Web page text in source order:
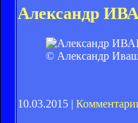
Александр
© Александр
10.03.2015 |